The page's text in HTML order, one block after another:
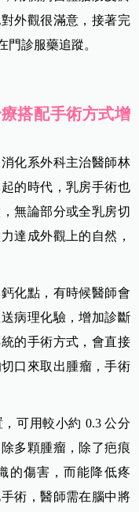
外觀很滿意，接著完
門診服藥追蹤。
搭配手術方式增
化系外科主治醫師林
的時代，乳房手術也
無論部分或全乳房切
達成外觀上的自然，
化點，有時候醫師會
病理化驗，增加診斷
的手術方式，會直接
口來取出腫瘤，手術
可用較小約 0.3 公分
多顆腫瘤，除了疤痕
的傷害，而能降低疼
術，醫師需在腦中將